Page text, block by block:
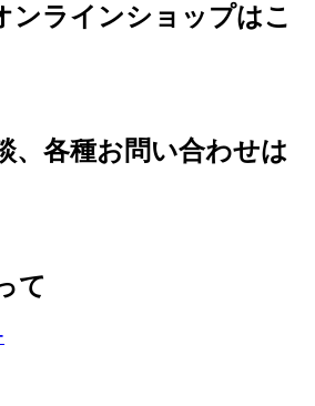
ンラインショップはこ
、各種お問い合わせは
て